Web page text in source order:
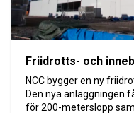
Friidrotts- och
NCC bygger en ny
Den nya anläggningen
för 200-meterslopp